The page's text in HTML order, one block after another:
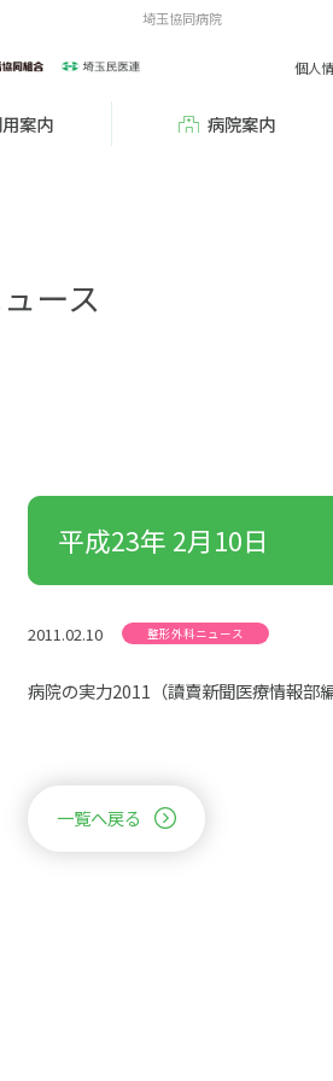
埼玉協同病院
個人
案内 病院案内
ース
平成23年 2月10日
2011.02.10 整形外科ニュース
病院の実力2011（讀賣新聞医療情報部
一覧へ戻る